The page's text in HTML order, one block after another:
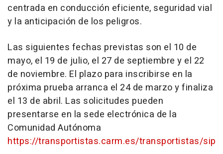
centrada en conducción eficiente, seguridad vial
y la anticipación de los peligros.
Las siguientes fechas previstas son el 10 de
mayo, el 19 de julio, el 27 de septiembre y el 22
de noviembre. El plazo para inscribirse en la
próxima prueba arranca el 24 de marzo y finaliza
el 13 de abril. Las solicitudes pueden
presentarse en la sede electrónica de la
Comunidad Autónoma
https://transportistas.carm.es/transportistas/sip